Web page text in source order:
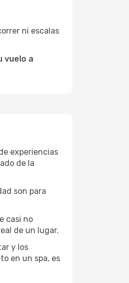
ni escalas
vuelo a
experiencias
de la
son para
casi no
de un lugar.
y los
en un spa, es